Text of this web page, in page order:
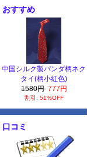
おすすめ
中国シルク製パンダ柄ネク
タイ(柄小紅色)
1580円 777円
割引: 51%OFF
口コミ